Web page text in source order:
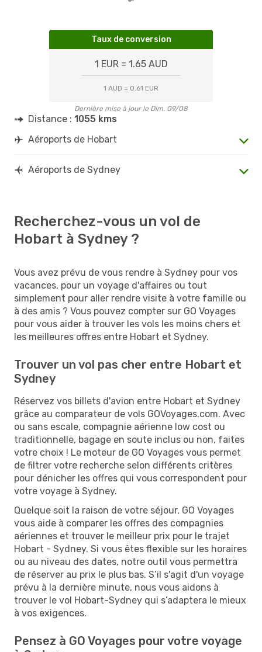
Taux de conversion
1 EUR = 1.65 AUD
1 AUD = 0.61 EUR
Dernière mise à jour le Dim. 09/08
Distance : 1055 kms
Aéroports de Hobart
Aéroports de Sydney
Recherchez-vous un vol de
Hobart à Sydney ?
Vous avez prévu de vous rendre à Sydney pour vos
vacances, pour un voyage d'affaires ou tout
simplement pour aller rendre visite à votre famille ou
à des amis ? Vous pouvez compter sur GO Voyages
pour vous aider à trouver les vols les moins chers et
les meilleures offres entre Hobart et Sydney.
Trouver un vol pas cher entre Hobart et
Sydney
Réservez vos billets d'avion entre Hobart et Sydney
grâce au comparateur de vols GOVoyages.com. Avec
ou sans escale, compagnie aérienne low cost ou
traditionnelle, bagage en soute inclus ou non, faites
votre choix ! Le moteur de GO Voyages vous permet
de filtrer votre recherche selon différents critères
pour dénicher les offres qui vous correspondent pour
votre voyage à Sydney.
Quelque soit la raison de votre séjour, GO Voyages
vous aide à comparer les offres des compagnies
aériennes et trouver le meilleur prix pour le trajet
Hobart - Sydney. Si vous êtes flexible sur les horaires
ou au niveau des dates, notre outil vous permettra
de réserver au prix le plus bas. S’il s'agit d'un voyage
prévu à la dernière minute, nous vous aidons à
trouver le vol Hobart-Sydney qui s’adaptera le mieux
à vos exigences.
Pensez à GO Voyages pour votre voyage